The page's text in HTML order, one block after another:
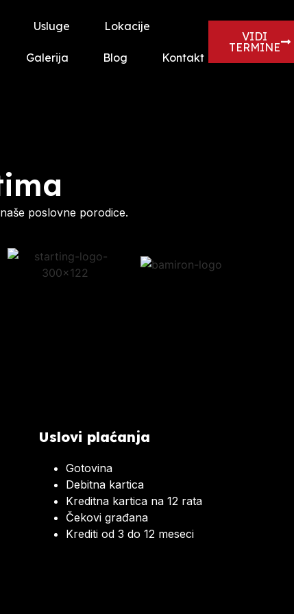
Usluge Lokacije
Galerija Blog Kontakt
VIDI
TERMINE
poslovne porodice.
Uslovi plaćanja
Gotovina
Debitna kartica
Kreditna kartica na 12 rata
Čekovi građana
Krediti od 3 do 12 meseci